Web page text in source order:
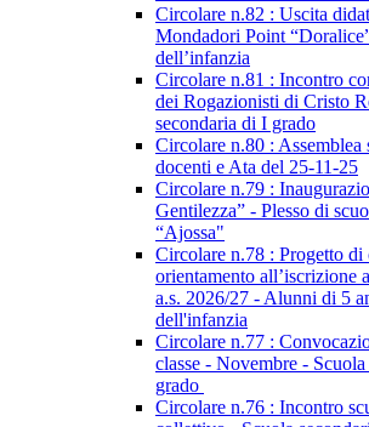
Circolare n.82 : Uscita
Mondadori Point
dell’infanzia
Circolare n.81 : Incontro
dei Rogazionisti di Cristo
secondaria di I grado
Circolare n.80 : Assemblea
docenti e Ata del 25-11-25
Circolare n.79 :
Gentilezza” - Plesso di
“Ajossa"
Circolare n.78 : Progetto di
orientamento all’iscrizione
a.s. 2026/27 - Alunni di 5
dell'infanzia
Circolare n.77 :
classe - Novembre -
grado
Circolare n.76 : Incontro